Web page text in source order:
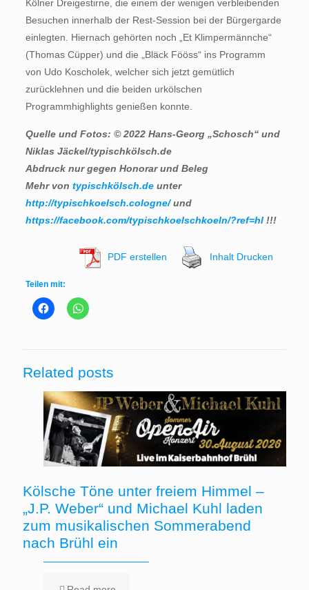
Kölner Dreigestirne, die einem der wenigen verbleibenden
Besuchen innerhalb der Rest-Session bei der Bürgergarde
einlegten. Hiernach gehörten noch „Et Klimpermännche“
(Thomas Cüpper) und die „Bläck Fööss“ ins Programm
von Udo Koscholek, welcher sich jetzt gemütlich
zurücklehnen und die beiden urkölschen
Programmhighlights genießen konnte.
Quelle und Fotos: © 2022 Hans-Georg „Schosch“ und
Niklas Jäckel/typischkölsch.de
Abdruck nur gegen Honorar und Beleg
Mehr von typischkölsch.deunter
http://typischkoelsch.cologne/und
https://facebook.com/typischkoelschkoeln/?ref=hl!!!
PDF erstellen Inhalt Drucken
Teilen mit:
Related posts
Kölsche Töne unter freiem Himmel –
„J.P. Weber“ und Michael Kuhl laden
zum musikalischen Sommerabend
nach Brühl ein